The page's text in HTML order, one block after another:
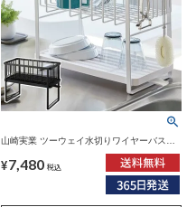
山崎実業 ツーウェイ水切りワイヤーバスケ
ーシリーズ
¥7,480 税込